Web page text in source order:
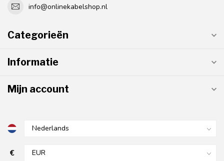
info@onlinekabelshop.nl
Categorieën
Informatie
Mijn account
€